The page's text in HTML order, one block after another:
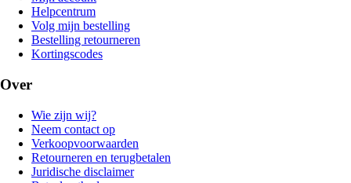
Helpcentrum
Volg mijn bestelling
Bestelling retourneren
Kortingscodes
Over
Wie zijn wij?
Neem contact op
Verkoopvoorwaarden
Retourneren en terugbetalen
Juridische disclaimer